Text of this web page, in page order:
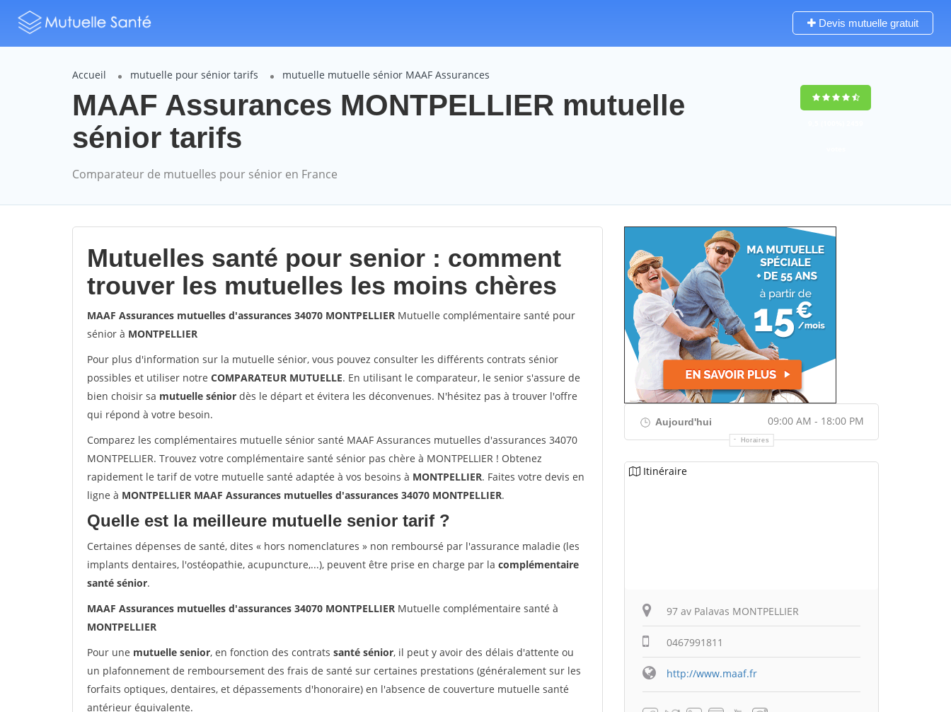
Devis mutuelle gratuit
Accueil mutuelle pour sénior tarifs mutuelle mutuelle sénior MAAF Assurances
MAAF Assurances MONTPELLIER mutuelle
sénior tarifs
Comparateur de mutuelles pour sénior en France
Mutuelles santé pour senior : comment
trouver les mutuelles les moins chères
MAAF Assurances mutuelles d'assurances 34070 MONTPELLIER Mutuelle complémentaire santé pour
sénior à MONTPELLIER
Pour plus d'information sur la mutuelle sénior, vous pouvez consulter les différents contrats sénior
possibles et utiliser notre COMPARATEUR MUTUELLE. En utilisant le comparateur, le senior s'assure de
bien choisir sa mutuelle sénior dès le départ et évitera les déconvenues. N'hésitez pas à trouver l'offre
qui répond à votre besoin.
Comparez les complémentaires mutuelle sénior santé MAAF Assurances mutuelles d'assurances 34070
MONTPELLIER. Trouvez votre complémentaire santé sénior pas chère à MONTPELLIER ! Obtenez
rapidement le tarif de votre mutuelle santé adaptée à vos besoins à MONTPELLIER. Faites votre devis en
ligne à MONTPELLIER MAAF Assurances mutuelles d'assurances 34070 MONTPELLIER.
Quelle est la meilleure mutuelle senior tarif ?
Certaines dépenses de santé, dites « hors nomenclatures » non remboursé par l'assurance maladie (les
implants dentaires, l'ostéopathie, acupuncture,...), peuvent être prise en charge par la complémentaire
santé sénior.
MAAF Assurances mutuelles d'assurances 34070 MONTPELLIER Mutuelle complémentaire santé à
MONTPELLIER
Pour une mutuelle senior, en fonction des contrats santé sénior, il peut y avoir des délais d'attente ou
un plafonnement de remboursement des frais de santé sur certaines prestations (généralement sur les
forfaits optiques, dentaires, et dépassements d'honoraire) en l'absence de couverture mutuelle santé
antérieur équivalente.
Aujourd'hui 09:00 AM - 18:00 PM
Horaires
Itinéraire
97 av Palavas MONTPELLIER
0467991811
http://www.maaf.fr